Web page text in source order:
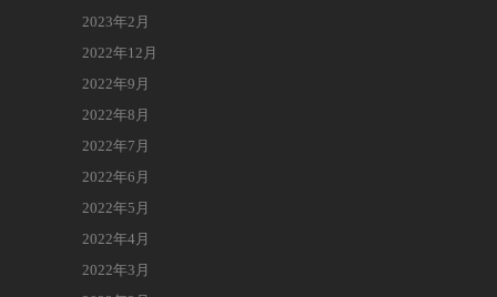
2023年2月
2022年12月
2022年9月
2022年8月
2022年7月
2022年6月
2022年5月
2022年4月
2022年3月